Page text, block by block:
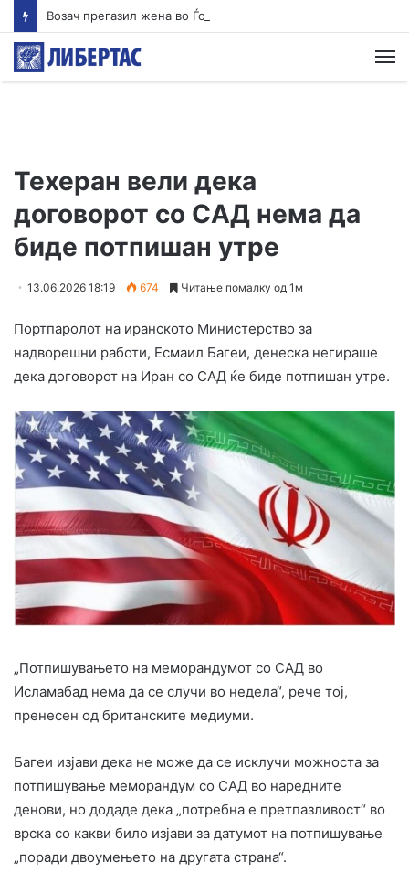
Техеран вели дека
договорот со САД нема да
биде потпишан утре
13.06.2026 18:19 674 Читање помалку од 1м
Портпаролот на иранското Министерство за
надворешни работи, Есмаил Багеи, денеска негираше
дека договорот на Иран со САД ќе биде потпишан утре.
„Потпишувањето на меморандумот со САД во
Исламабад нема да се случи во недела“, рече тој,
пренесен од британските медиуми.
Багеи изјави дека не може да се исклучи можноста за
потпишување меморандум со САД во наредните
денови, но додаде дека „потребна е претпазливост“ во
врска со какви било изјави за датумот на потпишување
„поради двоумењето на другата страна“.